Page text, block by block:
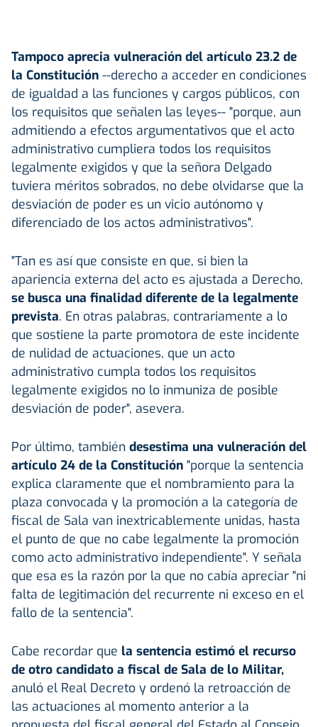
Tampoco aprecia vulneración del artículo 23.2 de
la Constitución --derecho a acceder en condiciones
de igualdad a las funciones y cargos públicos, con
los requisitos que señalen las leyes-- "porque, aun
admitiendo a efectos argumentativos que el acto
administrativo cumpliera todos los requisitos
legalmente exigidos y que la señora Delgado
tuviera méritos sobrados, no debe olvidarse que la
desviación de poder es un vicio autónomo y
diferenciado de los actos administrativos".
"Tan es así que consiste en que, si bien la
apariencia externa del acto es ajustada a Derecho,
se busca una finalidad diferente de la legalmente
prevista. En otras palabras, contrariamente a lo
que sostiene la parte promotora de este incidente
de nulidad de actuaciones, que un acto
administrativo cumpla todos los requisitos
legalmente exigidos no lo inmuniza de posible
desviación de poder", asevera.
Por último, también desestima una vulneración del
artículo 24 de la Constitución "porque la sentencia
explica claramente que el nombramiento para la
plaza convocada y la promoción a la categoría de
fiscal de Sala van inextricablemente unidas, hasta
el punto de que no cabe legalmente la promoción
como acto administrativo independiente". Y señala
que esa es la razón por la que no cabía apreciar "ni
falta de legitimación del recurrente ni exceso en el
fallo de la sentencia".
Cabe recordar que la sentencia estimó el recurso
de otro candidato a fiscal de Sala de lo Militar,
anuló el Real Decreto y ordenó la retroacción de
las actuaciones al momento anterior a la